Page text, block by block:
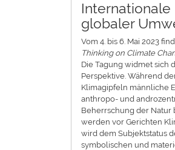
globaler
Vom 4. bis 6. Mai 2023
Thinking on Climate
Die Tagung widmet sich
Perspektive. Während
Klimagipfeln männliche
anthropo- und
Beherrschung der Natur
werden vor Gerichten
wird dem Subjektstatus
symbolischen und